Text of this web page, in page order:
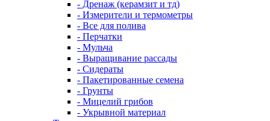
- Дренаж (керамзит и тд)
- Измерители и термометры
- Все для полива
- Перчатки
- Мульча
- Выращивание рассады
- Сидераты
- Пакетированные семена
- Грунты
- Мицелий грибов
- Укрывной материал